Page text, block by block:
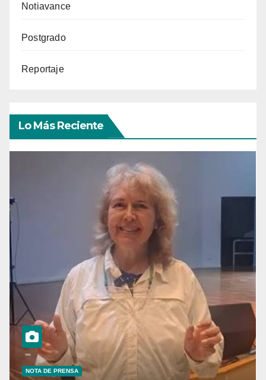
Notiavance
Postgrado
Reportaje
Lo Más Reciente
NOTA DE PRENSA